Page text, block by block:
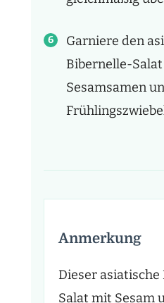
Garniere den
Bibernelle-
Sesamsamen
Anmerkung
Dieser
Salat mit Sesam